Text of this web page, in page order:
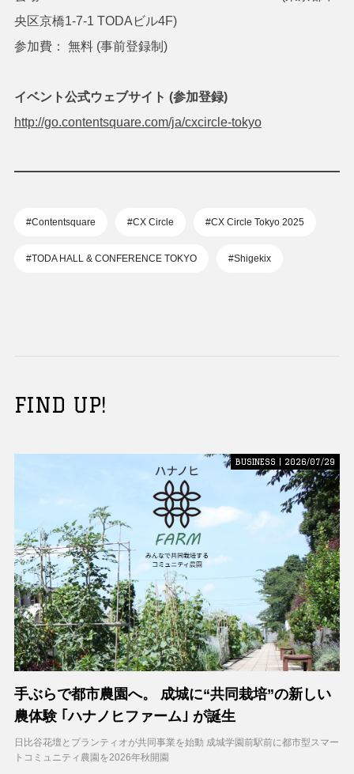
央区京橋1-7-1 TODAビル4F)
参加費： 無料 (事前登録制)
イベント公式ウェブサイト (参加登録)
http://go.contentsquare.com/ja/cxcircle-tokyo
#Contentsquare #CX Circle #CX Circle Tokyo 2025
#TODA HALL & CONFERENCE TOKYO #Shigekix
FIND UP!
BUSINESS | 2026/07/29
手ぶらで都市農園へ。 成城に“共同栽培”の新しい
農体験 ｢ハナノヒファーム｣ が誕生
日比谷花壇とプランティオが共同事業を始動 成城学園前駅前に都市型スマー
トコミュニティ農園を2026年秋開園